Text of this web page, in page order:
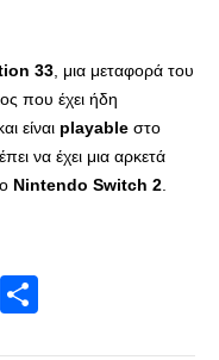
33 , μια μεταφορά του
που έχει ήδη
είναι playable στο
να έχει μια αρκετά
Nintendo Switch 2
Viber